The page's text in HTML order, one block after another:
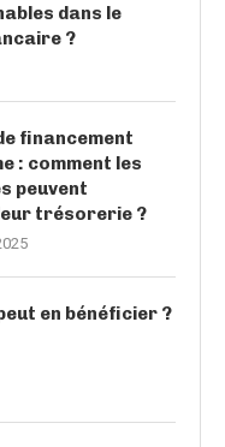
dans le
?
financement
: comment les
peuvent
trésorerie ?
peut en bénéficier ?